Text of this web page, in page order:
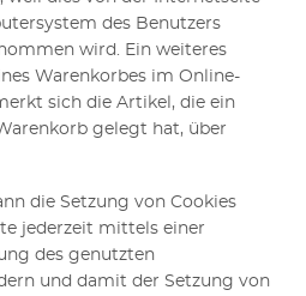
des Benutzers
wird. Ein weiteres
Warenkorbes im Online-
sich die Artikel, die ein
gelegt hat, über
die Setzung von Cookies
jederzeit mittels einer
des genutzten
und damit der Setzung von